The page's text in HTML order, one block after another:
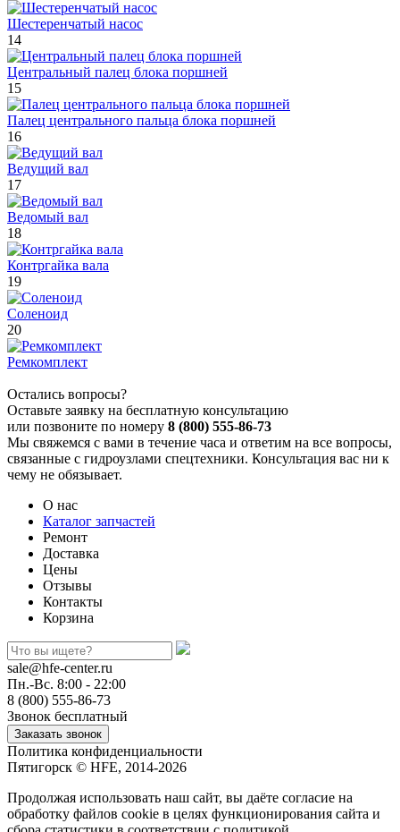
Шестеренчатый насос
14
Центральный палец блока поршней
15
Палец центрального пальца блока поршней
16
Ведущий вал
17
Ведомый вал
18
Контргайка вала
19
Соленоид
20
Ремкомплект
Остались вопросы?
Оставьте заявку на бесплатную консультацию
или позвоните по номеру 8 (800) 555-86-73
Мы свяжемся с вами в течение часа и ответим на все вопросы,
связанные с гидроузлами спецтехники. Консультация вас ни к
чему не обязывает.
О нас
Каталог запчастей
Ремонт
Доставка
Цены
Отзывы
Контакты
Корзина
sale@hfe-center.ru
Пн.-Вс. 8:00 - 22:00
8 (800) 555-86-73
Звонок бесплатный
Политика конфиденциальности
Пятигорск © HFE, 2014-2026
Продолжая использовать наш сайт, вы даёте согласие на
обработку файлов cookie в целях функционирования сайта и